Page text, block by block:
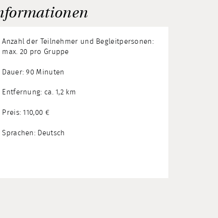
Anzahl der Teilnehmer und Begleitpersonen:
max. 20 pro Gruppe
Dauer: 90 Minuten
Entfernung: ca. 1,2 km
Preis: 110,00 €
Sprachen: Deutsch